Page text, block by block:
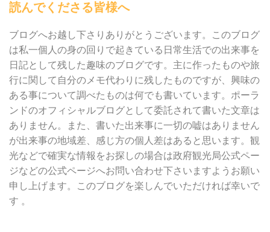
読んでくださる皆様へ
ブログへお越し下さりありがとうございます。このブログ
は私一個人の身の回りで起きている日常生活での出来事を
日記として残した趣味のブログです。主に作ったものや旅
行に関して自分のメモ代わりに残したものですが、興味の
ある事について調べたものは何でも書いています。ポーラ
ンドのオフィシャルブログとして委託されて書いた文章は
ありません。また、書いた出来事に一切の嘘はありません
が出来事の地域差、感じ方の個人差はあると思います。観
光などで確実な情報をお探しの場合は政府観光局公式ペー
ジなどの公式ページへお問い合わせ下さいますようお願い
申し上げます。このブログを楽しんでいただければ幸いで
す 。